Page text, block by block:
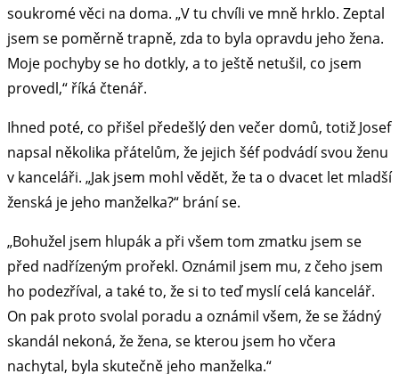
soukromé věci na doma. „V tu chvíli ve mně hrklo. Zeptal
jsem se poměrně trapně, zda to byla opravdu jeho žena.
Moje pochyby se ho dotkly, a to ještě netušil, co jsem
provedl,“ říká čtenář.
Ihned poté, co přišel předešlý den večer domů, totiž Josef
napsal několika přátelům, že jejich šéf podvádí svou ženu
v kanceláři. „Jak jsem mohl vědět, že ta o dvacet let mladší
ženská je jeho manželka?“ brání se.
„Bohužel jsem hlupák a při všem tom zmatku jsem se
před nadřízeným prořekl. Oznámil jsem mu, z čeho jsem
ho podezříval, a také to, že si to teď myslí celá kancelář.
On pak proto svolal poradu a oznámil všem, že se žádný
skandál nekoná, že žena, se kterou jsem ho včera
nachytal, byla skutečně jeho manželka.“